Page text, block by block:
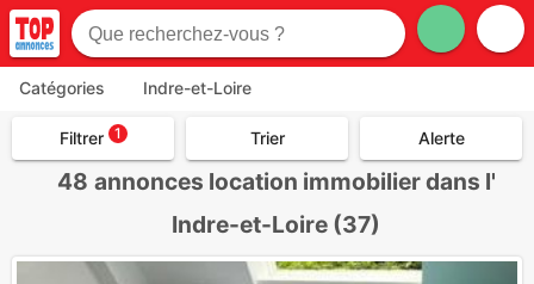
Catégories Indre-et-Loire
Filtrer 1 Trier Alerte
48 annonces location immobilier dans l'
Indre-et-Loire (37)